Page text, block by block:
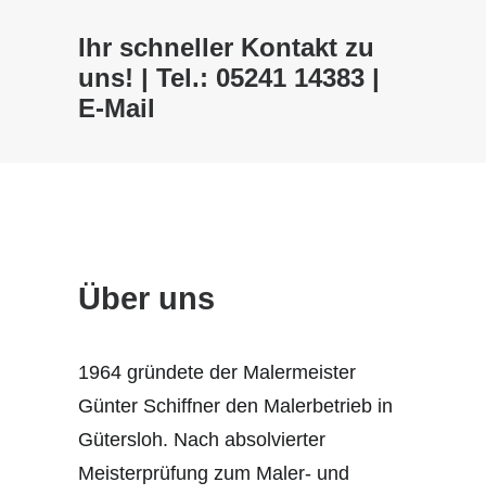
Ihr schneller Kontakt zu
uns! | Tel.: 05241 14383 |
E-Mail
Über uns
1964 gründete der Malermeister
Günter Schiffner den Malerbetrieb in
Gütersloh. Nach absolvierter
Meisterprüfung zum Maler- und